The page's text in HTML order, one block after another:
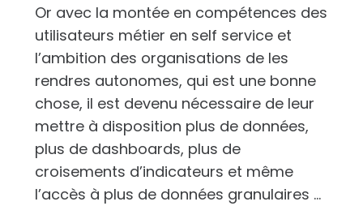
Or avec la montée en compétences des
utilisateurs métier en self service et
l’ambition des organisations de les
rendres autonomes, qui est une bonne
chose, il est devenu nécessaire de leur
mettre à disposition plus de données,
plus de dashboards, plus de
croisements d’indicateurs et même
l’accès à plus de données granulaires …